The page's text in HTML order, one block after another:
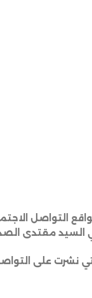
التواصل
السيد مقتدى
نشرت على